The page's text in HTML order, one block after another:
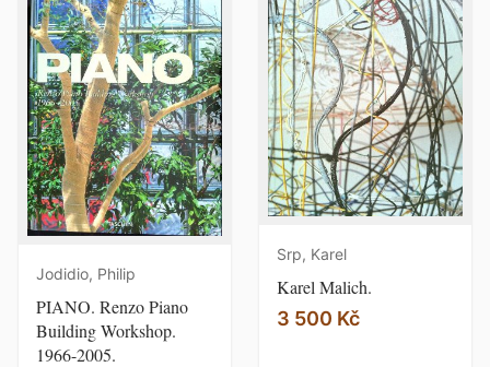
Jodidio, Philip
PIANO. Renzo Piano
Building Workshop.
1966-2005.
Srp, Karel
Karel Malich.
3 500 Kč